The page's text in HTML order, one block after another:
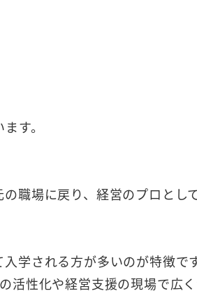
す。
場に戻り、経営のプロとし
学される方が多いのが特徴で
性化や経営支援の現場で広